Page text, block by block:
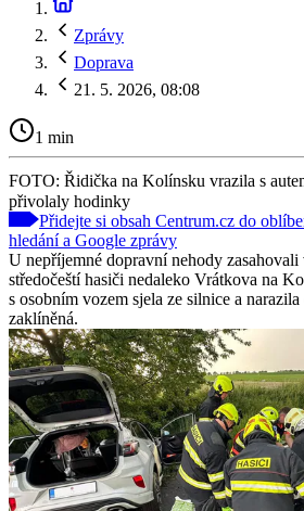
Zprávy
Doprava
21. 5. 2026, 08:08
1 min
FOTO: Řidička na Kolínsku vrazila s
přivolaly hodinky
Přidejte si obsah Centrum.cz do
hledání a Google zprávy
U nepříjemné dopravní nehody zasahovali
středočeští hasiči nedaleko Vrátkova na
s osobním vozem sjela ze silnice a
zaklíněná.